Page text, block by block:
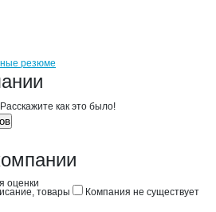
Урожай
резюме
ООО
как это было!
оценки
связи о неточностях
товары Компания не существует